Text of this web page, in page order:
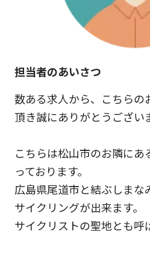
担当者のあいさつ
数ある求人から、こちらの
頂き誠にありがとうござい
こちらは松山市のお隣に
っております。
広島県尾道市と結ぶしまな
サイクリングが出来ます。
サイクリストの聖地とも呼